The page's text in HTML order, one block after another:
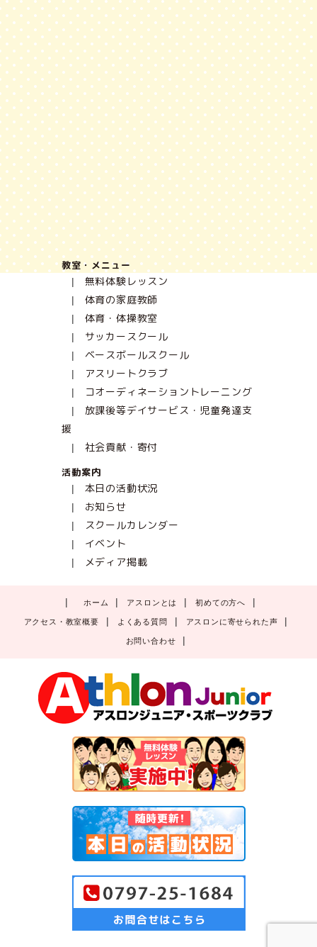
教室・メニュー
無料体験レッスン
体育の家庭教師
体育・体操教室
サッカースクール
ベースボールスクール
アスリートクラブ
コオーディネーショントレーニング
放課後等デイサービス・児童発達支
援
社会貢献・寄付
活動案内
本日の活動状況
お知らせ
スクールカレンダー
イベント
メディア掲載
ホーム アスロンとは 初めての方へ
アクセス・教室概要 よくある質問 アスロンに寄せられた声
お問い合わせ